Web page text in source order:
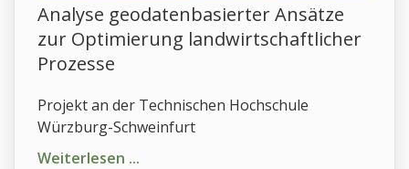
Analyse geodatenbasierter Ansätze
zur Optimierung landwirtschaftlicher
Prozesse
Projekt an der Technischen Hochschule
Würzburg-Schweinfurt
Weiterlesen ...